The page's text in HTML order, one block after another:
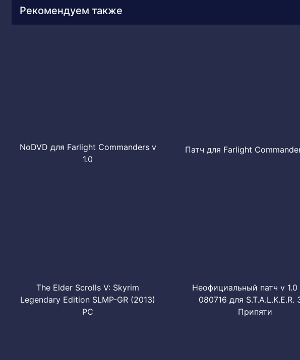
Рекомендуем также
NoDVD для Farlight Commanders v
1.0
Патч для Farlight
The Elder Scrolls V: Skyrim
Legendary Edition SLMP-GR (2013)
PC
Неофициальный патч v 1.0
080716 для S.T.A.L.K.E.R.
Припяти